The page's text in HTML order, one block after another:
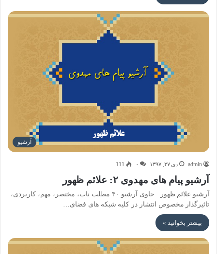
آرشیو
admin دی ۲۷, ۱۳۹۷ ۰ 111
آرشیو پیام های مهدوی ۲: علائم ظهور
آرشیو علائم ظهور حاوی آرشیو ۴۰ مطلب ناب، مختصر، مهم، کاربردی،
تاثیرگذار مخصوص انتشار در کلیه شبکه های فضای…
بیشتر بخوانید »